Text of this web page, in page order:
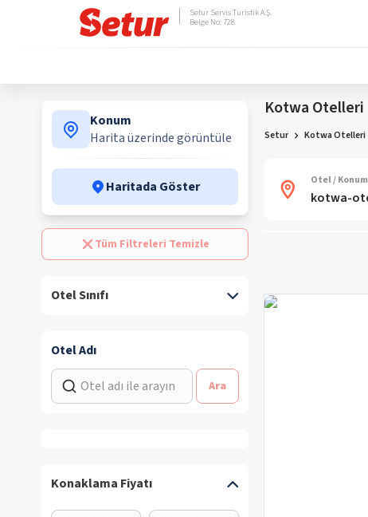
Setur Servis Turistik A.Ş.
Belge No: 728
Konum
Harita üzerinde görüntüle
Haritada Göster
Tüm Filtreleri Temizle
Otel Sınıfı
Otel Adı
Ara
Konaklama Fiyatı
Kotwa Otelleri
Setur Kotwa Otelleri
Otel / Konum